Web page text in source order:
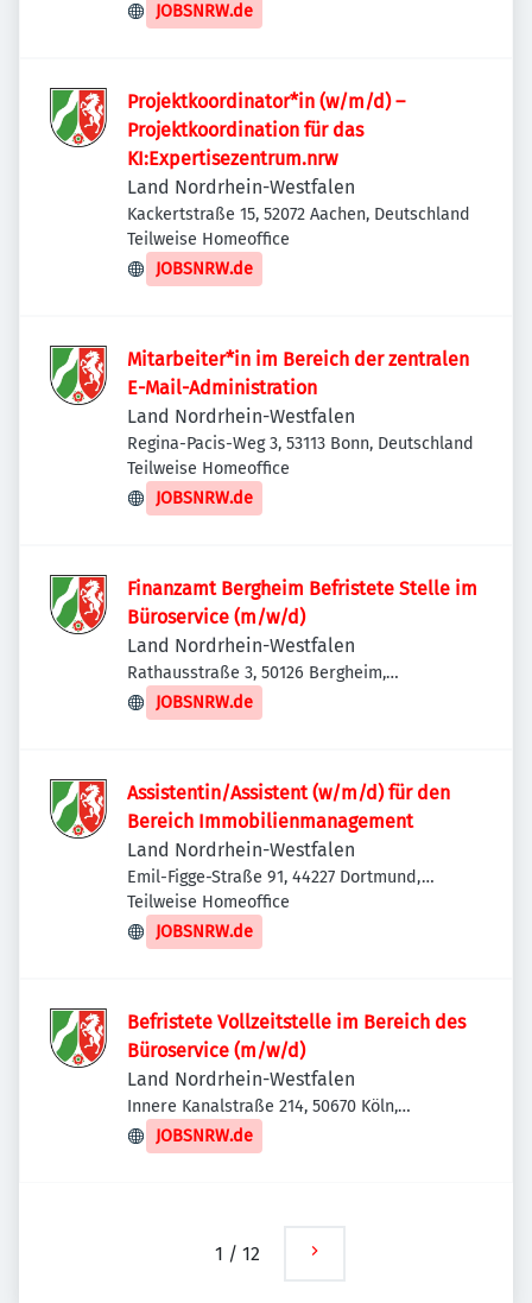
JOBSNRW.de
Projektkoordinator*in (w/m/d) –
Projektkoordination für das
KI:Expertisezentrum.nrw
Land Nordrhein-Westfalen
Kackertstraße 15, 52072 Aachen, Deutschland
Teilweise Homeoffice
JOBSNRW.de
Mitarbeiter*in im Bereich der zentralen
E-Mail-Administration
Land Nordrhein-Westfalen
Regina-Pacis-Weg 3, 53113 Bonn, Deutschland
Teilweise Homeoffice
JOBSNRW.de
Finanzamt Bergheim Befristete Stelle im
Büroservice (m/w/d)
Land Nordrhein-Westfalen
Rathausstraße 3, 50126 Bergheim,
Deutschland
JOBSNRW.de
Assistentin/Assistent (w/m/d) für den
Bereich Immobilienmanagement
Land Nordrhein-Westfalen
Emil-Figge-Straße 91, 44227 Dortmund,
Deutschland
Teilweise Homeoffice
JOBSNRW.de
Befristete Vollzeitstelle im Bereich des
Büroservice (m/w/d)
Land Nordrhein-Westfalen
Innere Kanalstraße 214, 50670 Köln,
Deutschland
JOBSNRW.de
1 / 12